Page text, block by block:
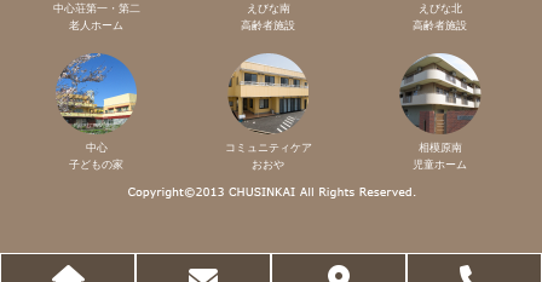
中心荘第一・第二
老人ホーム
えびな南
高齢者施設
えびな北
高齢者施設
中心
子どもの家
コミュニティケア
おおや
相模原南
児童ホーム